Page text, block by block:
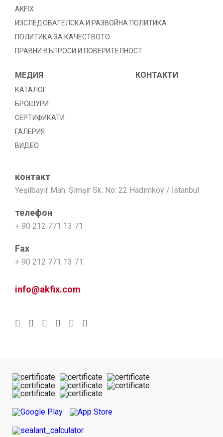
AKFİX
ИЗСЛЕДОВАТЕЛСКА И РАЗВОЙНА ПОЛИТИКА
ПОЛИТИКА ЗА КАЧЕСТВОТО
ПРАВНИ ВЪПРОСИ И ПОВЕРИТЕЛНОСТ
МЕДИЯ
КАТАЛОГ
БРОШУРИ
СЕРТИФИКАТИ
ГАЛЕРИЯ
ВИДЕО
КОНТАКТИ
контакт
Yeşilbayır Mah. Şimşir Sk. No: 22 Hadımköy / İstanbul
телефон
+ 90 212 771 13 71
Fax
+ 90 212 771 13 71
info@akfix.com